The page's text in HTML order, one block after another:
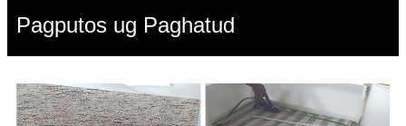
Pagputos ug Paghatud